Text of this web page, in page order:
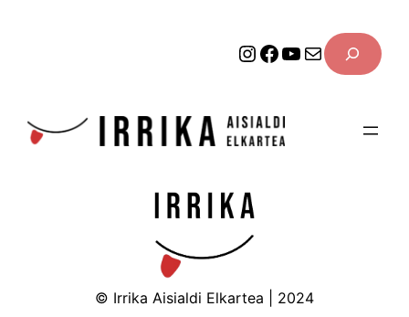
Instagram Facebook YouTube Mail
SEARCH
© Irrika Aisialdi Elkartea | 2024